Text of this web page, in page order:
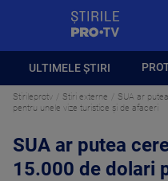
ULTIMELE ȘTIRI
Stirileprotv Stiri externe
SUA ar
pentru unele vize turistice și de afaceri
SUA ar putea
15.000 de dolari